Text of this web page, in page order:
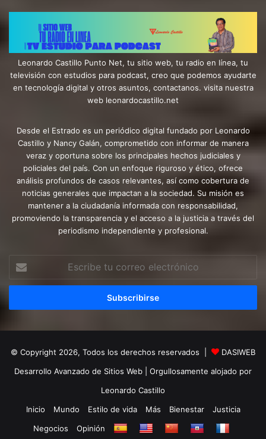
Leonardo Castillo Punto Net, tu sitio web, tu radio en línea, tu
televisión con estudios para podcast, creo que podemos ayudarte
en tecnología digital y otros asuntos, contactanos. visita nuestra
web leonardocastillo.net
Desde el Estrado es un periódico digital fundado por Leonardo
Castillo y Nancy Galán, comprometido con informar de manera
veraz y oportuna sobre los principales hechos judiciales y
policiales del país. Con un enfoque riguroso y ético, ofrece
análisis profundos de casos relevantes, así como cobertura de
noticias generales que impactan a la sociedad. Su misión es
mantener a la ciudadanía informada con responsabilidad,
promoviendo la transparencia y el acceso a la justicia a través del
periodismo independiente y profesional.
correo
© Copyright 2026, Todos los derechos reservados |
DASIWEB
Desarrollo Avanzado de Sitios Web | Orgullosamente alojado por
Leonardo Castillo
Inicio
Mundo Estilo de vida Más Bienestar
Justicia
Negocios
Opinión